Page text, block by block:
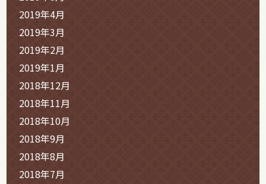
2019年4月
2019年3月
2019年2月
2019年1月
2018年12月
2018年11月
2018年10月
2018年9月
2018年8月
2018年7月